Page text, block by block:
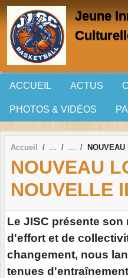
Jeune
ACCUEIL ACTUS
PHOTOS & VIDÉOS
Accueil
NOUVEAU
NOUVELLE
Le JISC présente
d'effort et de
changement, nous
tenues
Panneau de gestion des